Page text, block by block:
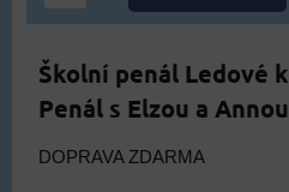
Školní penál Ledové
Penál s Elzou a Annou
DOPRAVA ZDARMA